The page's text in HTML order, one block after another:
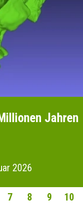
Jahren
2026
7 8 9 10